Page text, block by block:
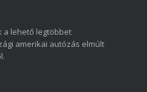
a lehető legtöbbet
amerikai autózás elmúlt